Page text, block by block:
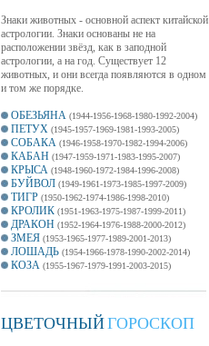
Знаки животных - основной аспект китайской
астрологии. Знаки основаны не на
расположении звёзд, как в заподной
астрологии, а на год. Существует 12
животных, и они всегда появляются в одном
и том же порядке.
ОБЕЗЬЯНА (1944-1956-1968-1980-1992-2004)
ПЕТУХ (1945-1957-1969-1981-1993-2005)
СОБАКА (1946-1958-1970-1982-1994-2006)
КАБАН (1947-1959-1971-1983-1995-2007)
КРЫСА (1948-1960-1972-1984-1996-2008)
БУЙВОЛ (1949-1961-1973-1985-1997-2009)
ТИГР (1950-1962-1974-1986-1998-2010)
КРОЛИК (1951-1963-1975-1987-1999-2011)
ДРАКОН (1952-1964-1976-1988-2000-2012)
ЗМЕЯ (1953-1965-1977-1989-2001-2013)
ЛОШАДЬ (1954-1966-1978-1990-2002-2014)
КОЗА (1955-1967-1979-1991-2003-2015)
ЦВЕТОЧНЫЙГОРОСКОП